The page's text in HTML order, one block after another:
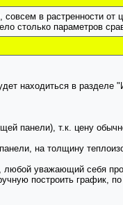
в растренности
столько параметров
находиться в разделе
панели), т.к. цену
на толщину
любой уважающий себя
построить график, по